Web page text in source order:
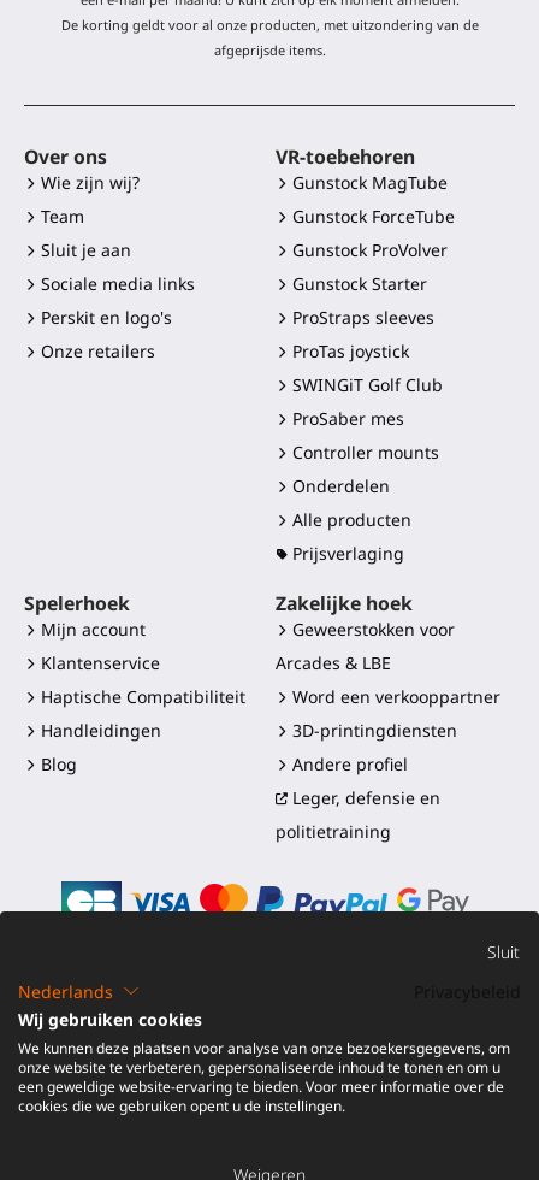
De korting geldt voor al onze producten, met uitzondering van de
afgeprijsde items.
Over ons
Wie zijn wij?
Team
Sluit je aan
Sociale media links
Perskit en logo's
Onze retailers
VR-toebehoren
Gunstock MagTube
Gunstock ForceTube
Gunstock ProVolver
Gunstock Starter
ProStraps sleeves
ProTas joystick
SWINGiT Golf Club
ProSaber mes
Controller mounts
Onderdelen
Alle producten
Prijsverlaging
Spelerhoek
Mijn account
Klantenservice
Haptische Compatibiliteit
Handleidingen
Blog
Zakelijke hoek
Geweerstokken voor
Arcades & LBE
Word een verkooppartner
3D-printingdiensten
Andere profiel
Leger, defensie en
politietraining
©2016-2026 - ProTubeVR™
Verzending en douanerechten
Terugbetaling
Sluit
Nederlands
Wij gebruiken cookies
We kunnen deze plaatsen voor analyse van onze bezoekersgegevens, om
onze website te verbeteren, gepersonaliseerde inhoud te tonen en om u
een geweldige website-ervaring te bieden. Voor meer informatie over de
cookies die we gebruiken opent u de instellingen.
Weigeren